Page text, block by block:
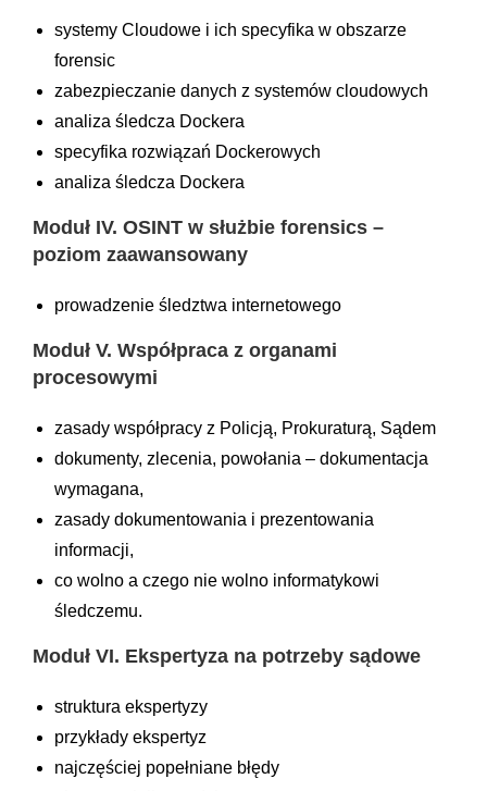
systemy Cloudowe i ich specyfika w obszarze
forensic
zabezpieczanie danych z systemów cloudowych
analiza śledcza Dockera
specyfika rozwiązań Dockerowych
analiza śledcza Dockera
Moduł IV. OSINT w służbie forensics –
poziom zaawansowany
prowadzenie śledztwa internetowego
Moduł V. Współpraca z organami
procesowymi
zasady współpracy z Policją, Prokuraturą, Sądem
dokumenty, zlecenia, powołania – dokumentacja
wymagana,
zasady dokumentowania i prezentowania
informacji,
co wolno a czego nie wolno informatykowi
śledczemu.
Moduł VI. Ekspertyza na potrzeby sądowe
struktura ekspertyzy
przykłady ekspertyz
najczęściej popełniane błędy